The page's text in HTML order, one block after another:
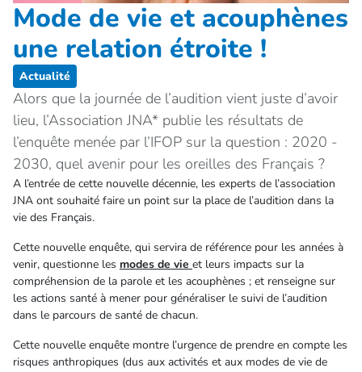
Mode de vie et acouphènes
une relation étroite !
Actualité
Alors que la journée de l’audition vient juste d’avoir
lieu, l’Association JNA* publie les résultats de
l’enquête menée par l’IFOP sur la question : 2020 -
2030, quel avenir pour les oreilles des Français ?
A l’entrée de cette nouvelle décennie, les experts de l’association
JNA ont souhaité faire un point sur la place de l’audition dans la
vie des Français.
Cette nouvelle enquête, qui servira de référence pour les années à
venir, questionne les modes de vie et leurs impacts sur la
compréhension de la parole et les acouphènes ; et renseigne sur
les actions santé à mener pour généraliser le suivi de l’audition
dans le parcours de santé de chacun.
Cette nouvelle enquête montre l’urgence de prendre en compte les
risques anthropiques (dus aux activités et aux modes de vie de